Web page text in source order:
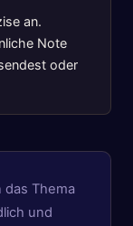
an.
Note
oder
das Thema
und